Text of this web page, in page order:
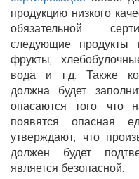
продукцию низкого
обязательной
следующие продукты
фрукты,
вода и т.д. Также
должна будет
опасаются того, что
появятся опасная
утверждают, что
должен будет
является безопасной.